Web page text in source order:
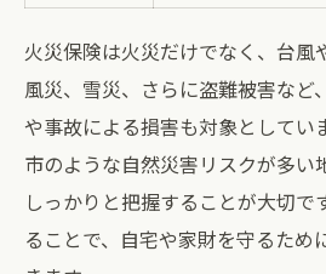
火災保険は火災だけでなく、台風
風災、雪災、さらに盗難被害など
や事故による損害も対象としてい
市のような自然災害リスクが多い
しっかりと把握することが大切で
ることで、自宅や家財を守るため